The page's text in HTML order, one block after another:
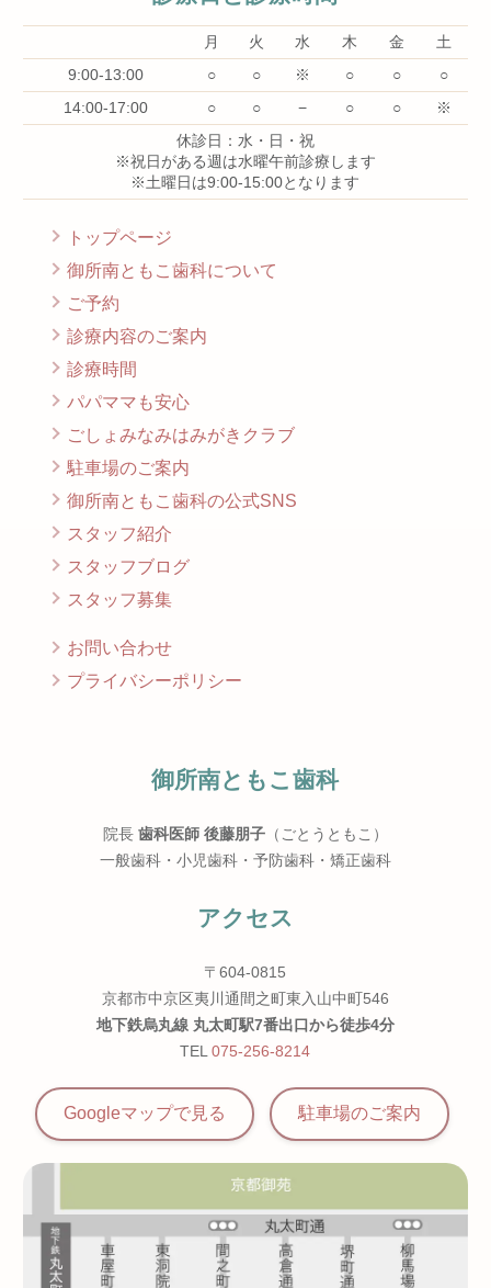
月 火 水 木 金
土
9:00-13:00
○ ○ ※ ○ ○
○
14:00-17:00
○ ○ − ○ ○
※
休診日：水・日・祝
※祝日がある週は水曜午前診療します
※土曜日は9:00-15:00となります
トップページ
御所南ともこ歯科について
ご予約
診療内容のご案内
診療時間
パパママも安心
ごしょみなみはみがきクラブ
駐車場のご案内
御所南ともこ歯科の公式SNS
スタッフ紹介
スタッフブログ
スタッフ募集
お問い合わせ
プライバシーポリシー
御所南ともこ歯科
院長 歯科医師 後藤朋子（ごとうともこ）
一般歯科・小児歯科・予防歯科・矯正歯科
アクセス
〒604-0815
京都市中京区夷川通間之町東入山中町546
地下鉄烏丸線 丸太町駅7番出口から徒歩4分
TEL075-256-8214
Googleマップで見る 駐車場のご案内